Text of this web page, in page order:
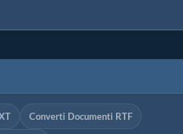
Converti Documenti RTF